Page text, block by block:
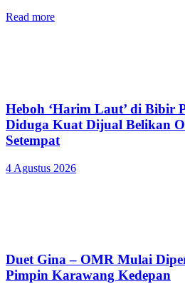
Read more
Heboh ‘Harim Laut’ di Bibir
Diduga Kuat Dijual Belikan
Setempat
4 Agustus 2026
Duet Gina – OMR Mulai
Pimpin Karawang Kedepan